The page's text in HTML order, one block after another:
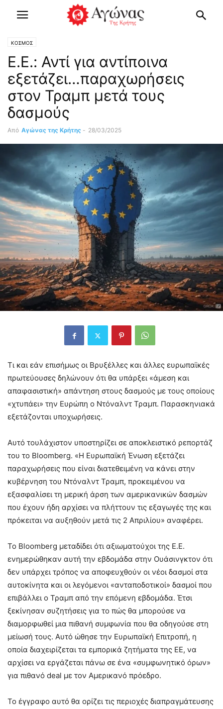
ΚΟΣΜΟΣ
E.E.: Αντί για αντίποινα
εξετάζει…παραχωρήσεις
στον Τραμπ μετά τους
δασμούς
Από Αγώνας της Κρήτης - 28/03/2025
Τι και εάν επισήμως οι Βρυξέλλες και άλλες ευρωπαϊκές
πρωτεύουσες δηλώνουν ότι θα υπάρξει «άμεση και
απαφασιστική» απάντηση στους δασμούς με τους οποίους
«χτυπάει» την Ευρώπη ο Ντόναλντ Τραμπ. Παρασκηνιακά
εξετάζονται υποχωρήσεις.
Αυτό τουλάχιστον υποστηρίζει σε αποκλειστικό ρεπορτάζ
του το Bloomberg. «Η Ευρωπαϊκή Ένωση εξετάζει
παραχωρήσεις που είναι διατεθειμένη να κάνει στην
κυβέρνηση του Ντόναλντ Τραμπ, προκειμένου να
εξασφαλίσει τη μερική άρση των αμερικανικών δασμών
που έχουν ήδη αρχίσει να πλήττουν τις εξαγωγές της και
πρόκειται να αυξηθούν μετά τις 2 Απριλίου» αναφέρει.
Το Bloomberg μεταδίδει ότι αξιωματούχοι της Ε.Ε.
ενημερώθηκαν αυτή την εβδομάδα στην Ουάσινγκτον ότι
δεν υπάρχει τρόπος να αποφευχθούν οι νέοι δασμοί στα
αυτοκίνητα και οι λεγόμενοι «ανταποδοτικοί» δασμοί που
επιβάλλει ο Τραμπ από την επόμενη εβδομάδα. Έτσι
ξεκίνησαν συζητήσεις για το πώς θα μπορούσε να
διαμορφωθεί μια πιθανή συμφωνία που θα οδηγούσε στη
μείωσή τους. Αυτό ώθησε την Ευρωπαϊκή Επιτροπή, η
οποία διαχειρίζεται τα εμπορικά ζητήματα της ΕΕ, να
αρχίσει να εργάζεται πάνω σε ένα «συμφωνητικό όρων»
για πιθανό deal με τον Αμερικανό πρόεδρο.
Το έγγραφο αυτό θα ορίζει τις περιοχές διαπραγμάτευσης